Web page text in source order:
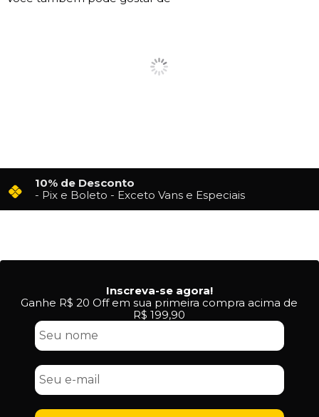
10% de Desconto
- Pix e Boleto - Exceto Vans e Especiais
Inscreva-se agora!
Ganhe R$ 20 Off em sua primeira compra acima de
R$ 199,90